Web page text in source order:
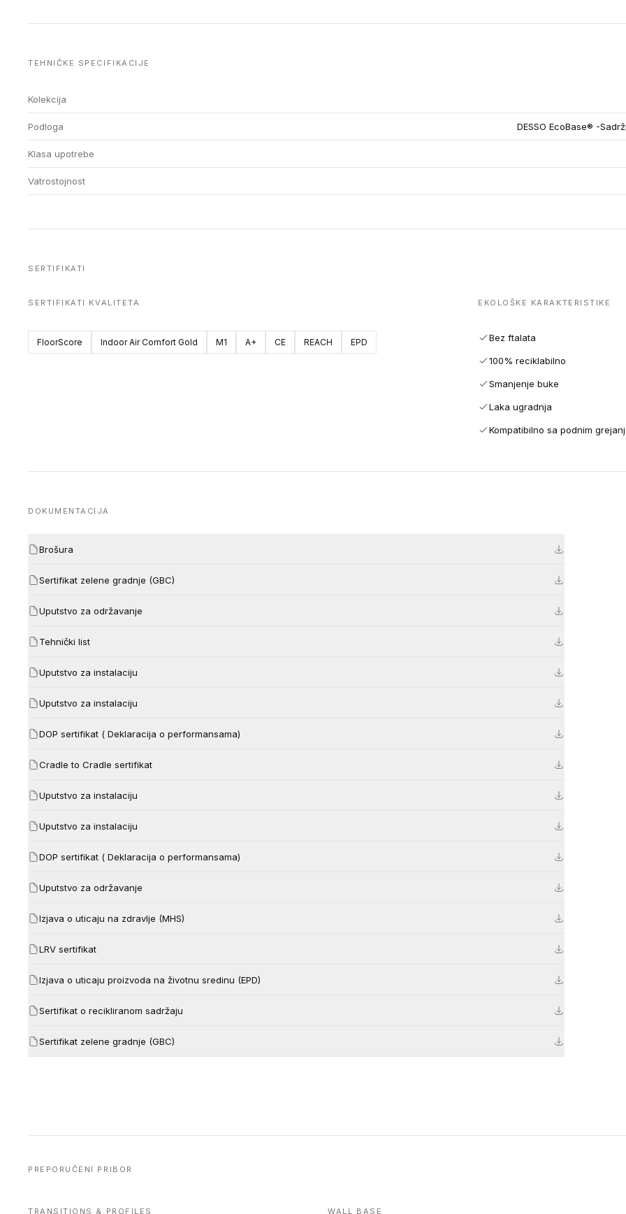
TEHNIČKE SPECIFIKACIJE
Kolekcija
Podloga DESSO EcoBase® -
Klasa upotrebe
Vatrostojnost
SERTIFIKATI
SERTIFIKATI KVALITETA
FloorScore Indoor Air Comfort Gold M1 A+ CE REACH EPD
EKOLOŠKE KARAKTERISTIKE
Bez ftalata
100% reciklabilno
Smanjenje buke
Laka ugradnja
Kompatibilno sa podnim
DOKUMENTACIJA
Brošura
Sertifikat zelene gradnje (GBC)
Uputstvo za održavanje
Tehnički list
Uputstvo za instalaciju
Uputstvo za instalaciju
DOP sertifikat ( Deklaracija o performansama)
Cradle to Cradle sertifikat
Uputstvo za instalaciju
Uputstvo za instalaciju
DOP sertifikat ( Deklaracija o performansama)
Uputstvo za održavanje
Izjava o uticaju na zdravlje (MHS)
LRV sertifikat
Izjava o uticaju proizvoda na životnu sredinu (EPD)
Sertifikat o recikliranom sadržaju
Sertifikat zelene gradnje (GBC)
PREPORUČENI PRIBOR
TRANSITIONS & PROFILES WALL BASE